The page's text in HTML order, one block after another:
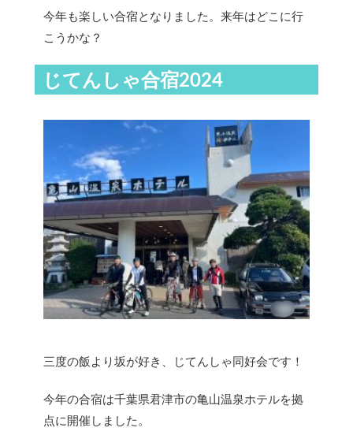
今年も楽しい合宿となりました。来年はどこに行
こうかな？
じてんしゃ合宿2024
三度の飯より坂が好き、じてんしゃ同好会です！
今年の合宿は千葉県君津市の亀山温泉ホテルを拠
点に開催しました。